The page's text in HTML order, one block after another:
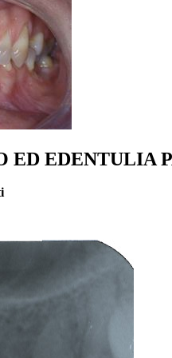
ED EDENTULIA